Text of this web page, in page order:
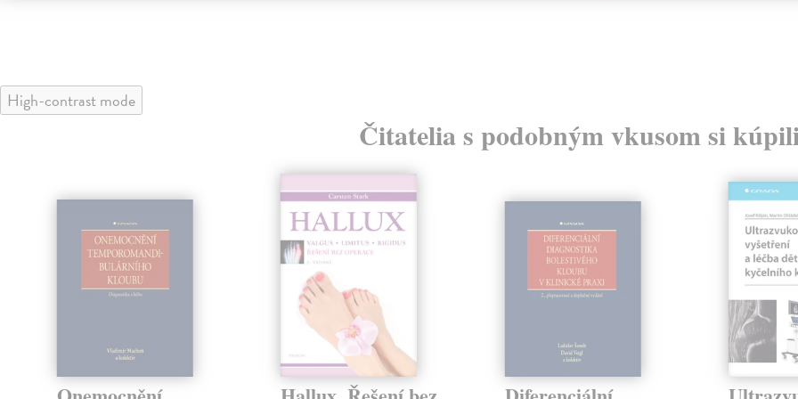
High-contrast mode
Čitatelia s podobným vkusom si